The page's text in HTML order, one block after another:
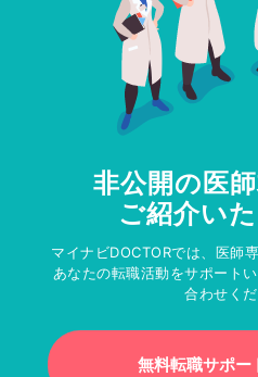
非公開の医
ご紹介い
マイナビDOCTORでは、医師
あなたの転職活動をサポート
合わせくだ
無料転職サポー